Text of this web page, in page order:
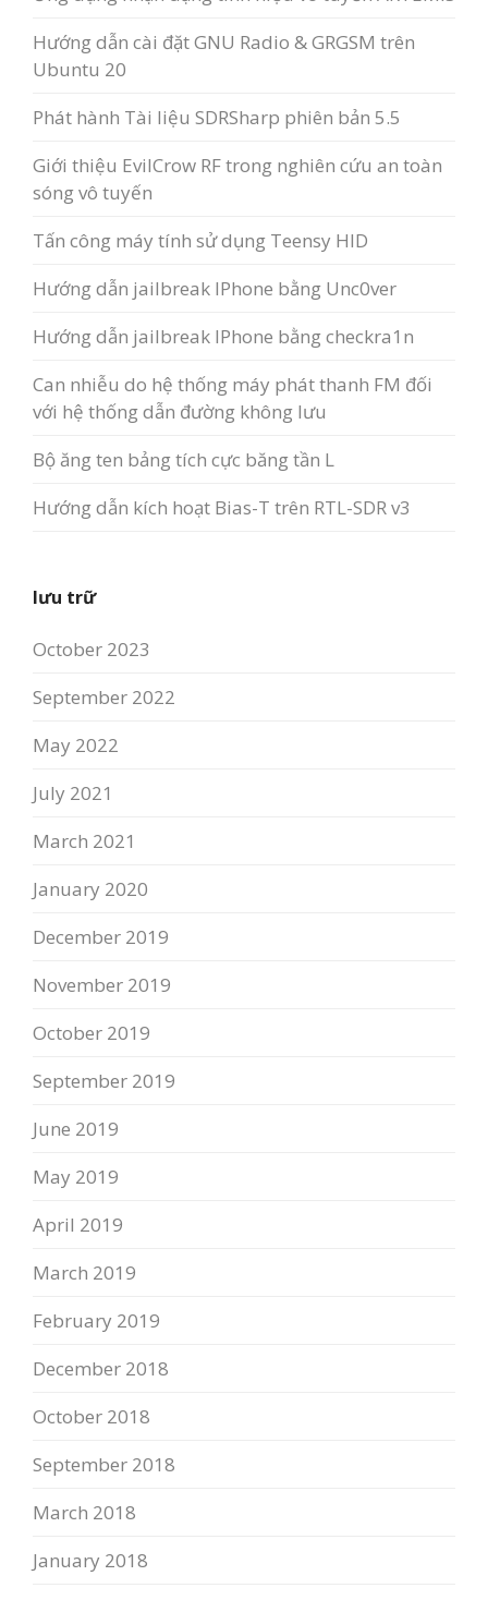
Hướng dẫn cài đặt GNU Radio & GRGSM trên
Ubuntu 20
Phát hành Tài liệu SDRSharp phiên bản 5.5
Giới thiệu EvilCrow RF trong nghiên cứu an toàn
sóng vô tuyến
Tấn công máy tính sử dụng Teensy HID
Hướng dẫn jailbreak IPhone bằng Unc0ver
Hướng dẫn jailbreak IPhone bằng checkra1n
Can nhiễu do hệ thống máy phát thanh FM đối
với hệ thống dẫn đường không lưu
Bộ ăng ten bảng tích cực băng tần L
Hướng dẫn kích hoạt Bias-T trên RTL-SDR v3
lưu trữ
October 2023
September 2022
May 2022
July 2021
March 2021
January 2020
December 2019
November 2019
October 2019
September 2019
June 2019
May 2019
April 2019
March 2019
February 2019
December 2018
October 2018
September 2018
March 2018
January 2018